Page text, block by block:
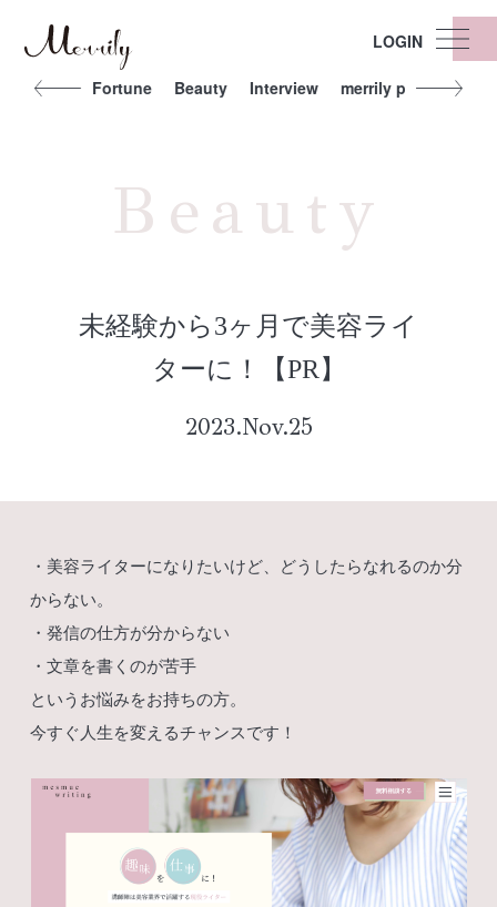
Other Fortune Beauty Interview merrily people
LOGIN
Beauty
未経験から3ヶ月で美容ライ
ターに！【PR】
2023.Nov.25
・美容ライターになりたいけど、どうしたらなれるのか分
からない。
・発信の仕方が分からない
・文章を書くのが苦手
というお悩みをお持ちの方。
今すぐ人生を変えるチャンスです！